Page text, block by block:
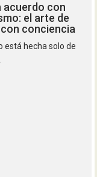
acuerdo con
el arte de
conciencia
está hecha solo de